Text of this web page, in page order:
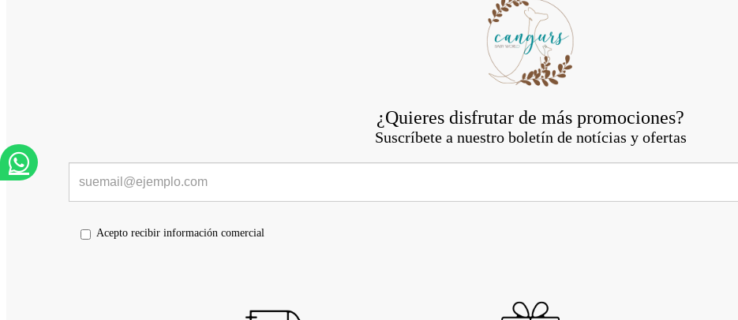
¿Quieres disfrutar de más promociones?
Suscríbete a nuestro boletín de notícias y ofertas
Acepto recibir información comercial